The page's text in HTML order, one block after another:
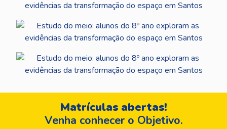
Matrículas abertas!
Venha conhecer o Objetivo.